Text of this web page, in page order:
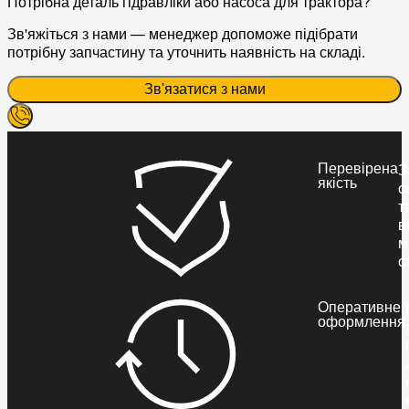
Зв'яжіться з нами — менеджер допоможе підібрати
потрібну запчастину та уточнить наявність на складі.
Зв'язатися з нами
Перевірена
якість
Оперативне
оформлення